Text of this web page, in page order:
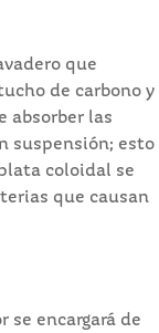
que
de carbono y
absorber las
suspensión; esto
coloidal se
que causan
encargará de